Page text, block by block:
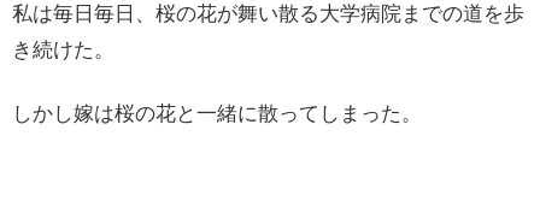
私は毎日毎日、桜の花が舞い散る大学病院までの道を歩
き続けた。
しかし嫁は桜の花と一緒に散ってしまった。